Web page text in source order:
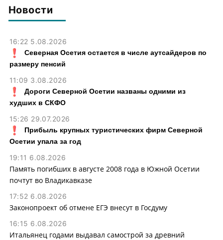
Новости
16:22 5.08.2026
Северная Осетия остается в числе аутсайдеров по
размеру пенсий
11:09 3.08.2026
Дороги Северной Осетии названы одними из
худших в СКФО
15:26 29.07.2026
Прибыль крупных туристических фирм Северной
Осетии упала за год
19:11 6.08.2026
Память погибших в августе 2008 года в Южной Осетии
почтут во Владикавказе
17:52 6.08.2026
Законопроект об отмене ЕГЭ внесут в Госдуму
16:15 6.08.2026
Итальянец годами выдавал самострой за древний